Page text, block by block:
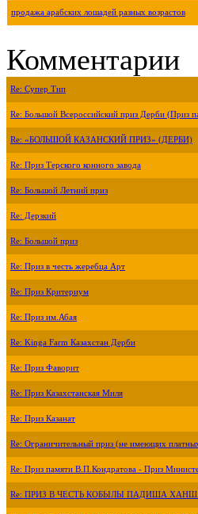
продажа арабских лошадей разных возрастов
Комментарии
Re: Супер Тип
Re: Большой Всероссийский приз Дерби (Приз
Re: «БОЛЬШОЙ КАЗАНСКИЙ ПРИЗ» (ДЕРБИ)
Re: Приз Терского конного завода
Re: Большой Летний приз
Re: Дерзкий
Re: Большой приз
Re: Приз в честь жеребца Арт
Re: Приз Критериум
Re: Приз им.Абая
Re: Kinga Farm Казахстан Дерби
Re: Приз Фаворит
Re: Приз Казахстанская Миля
Re: Приз Казанат
Re: Ограничительный приз (не имеющих
Re: Приз памяти В.П.Кондратова - Приз
Re: ПРИЗ В ЧЕСТЬ КОБЫЛЫ ПАДИША